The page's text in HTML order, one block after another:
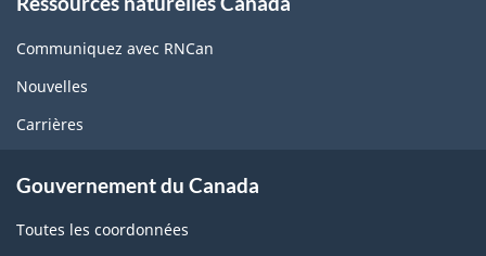
this
site
Communiquez avec RNCan
Nouvelles
Carrières
Gouvernement du Canada
Toutes les coordonnées